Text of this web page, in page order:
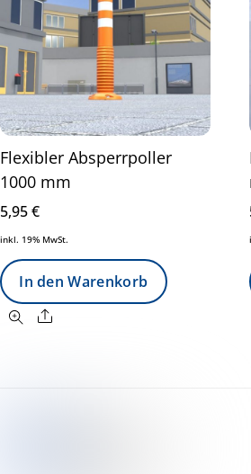
Flexibler Absperrpoller
1000 mm
5,95€
inkl. 19% MwSt.
In den Warenkorb
Share